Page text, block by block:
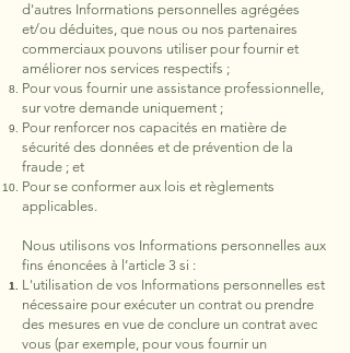
d'autres Informations personnelles agrégées
et/ou déduites, que nous ou nos partenaires
commerciaux pouvons utiliser pour fournir et
améliorer nos services respectifs ;
Pour vous fournir une assistance professionnelle,
sur votre demande uniquement ;
Pour renforcer nos capacités en matière de
sécurité des données et de prévention de la
fraude ; et
Pour se conformer aux lois et règlements
applicables.
Nous utilisons vos Informations personnelles aux
fins énoncées à l’article 3 si :
L'utilisation de vos Informations personnelles est
nécessaire pour exécuter un contrat ou prendre
des mesures en vue de conclure un contrat avec
vous (par exemple, pour vous fournir un